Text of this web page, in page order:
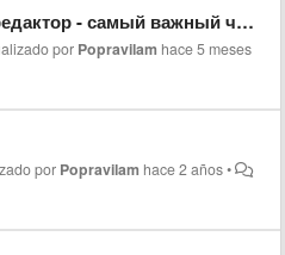
самый важный человек в литературе
por Popravilam hace 5 meses
por Popravilam hace 2 años•